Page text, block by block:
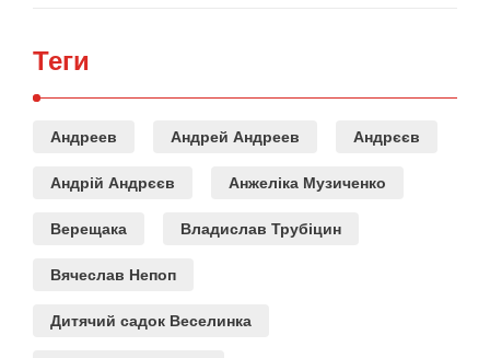
Теги
Андреев Андрей Андреев Андрєєв
Андрій Андрєєв Анжеліка Музиченко
Верещака Владислав Трубіцин
Вячеслав Непоп
Дитячий садок Веселинка